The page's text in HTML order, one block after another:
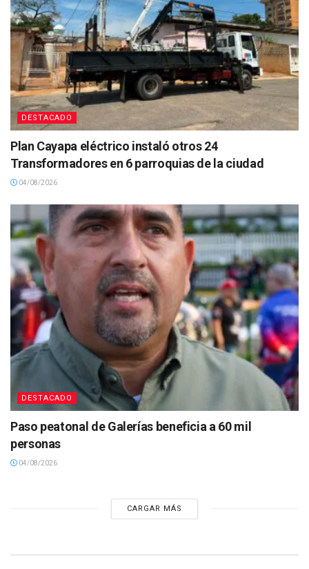
DESTACADO
Plan Cayapa eléctrico instaló otros 24
Transformadores en 6 parroquias de la ciudad
04/08/2026
DESTACADO
Paso peatonal de Galerías beneficia a 60 mil
personas
04/08/2026
CARGAR MÁS